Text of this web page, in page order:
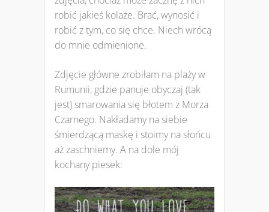
robić jakieś kolaże. Brać, wynosić i
robić z tym, co się chce. Niech wrócą
do mnie odmienione.
Zdjęcie główne zrobiłam na plaży w
Rumunii, gdzie panuje obyczaj (tak
jest) smarowania się błotem z Morza
Czarnego. Nakładamy na siebie
śmierdzącą maskę i stoimy na słońcu
aż zaschniemy. A na dole mój
kochany piesek: